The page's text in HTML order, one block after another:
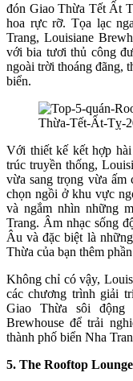
đón Giao Thừa Tết Ất
hoa rực rỡ. Tọa lạc
Trang, Louisiane
với bia tươi thủ công
ngoài trời thoáng đãng,
biển.
Với thiết kế kết hợp
trúc truyền thống,
vừa sang trọng vừa ấm
chọn ngồi ở khu vực
và ngắm nhìn những
Trang. Âm nhạc sống
Âu và đặc biệt là
Thừa của bạn thêm
Không chỉ có vậy,
các chương trình giải
Giao Thừa sôi động
Brewhouse để trải
thành phố biển Nha
5. The Rooftop